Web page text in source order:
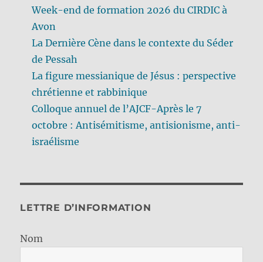
Week-end de formation 2026 du CIRDIC à
Avon
La Dernière Cène dans le contexte du Séder
de Pessah
La figure messianique de Jésus : perspective
chrétienne et rabbinique
Colloque annuel de l’AJCF-Après le 7
octobre : Antisémitisme, antisionisme, anti-
israélisme
LETTRE D’INFORMATION
Nom